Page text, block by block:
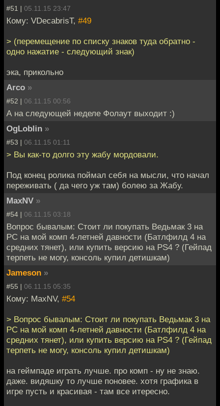
#51 | 05.11.15 23:47
Кому: VDecabrisT, #49
> (перемещение по списку знаков туда обратно -
одно нажатие - следующий знак)
эка, прикольно
Arco »
#52 | 06.11.15 00:56
А на следующей неделе Фолаут выходит :)
OgLoblin »
#53 | 06.11.15 01:11
> Вы как-то долго эту жабу мордовали.
Под конец ролика поймал себя на мысли, что начал
переживать ( да чего уж там) болею за Жабу.
MaxNV »
#54 | 06.11.15 03:18
Вопрос бывалым: Стоит ли покупать Ведьмак 3 на
РС на мой комп 4-летней давности (Батлфилд 4 на
средних тянет), или купить версию на PS4 ? (Гейпад
терпеть не могу, консоль купил детишкам)
Jameson »
#55 | 06.11.15 05:35
Кому: MaxNV, #54
> Вопрос бывалым: Стоит ли покупать Ведьмак 3 на
РС на мой комп 4-летней давности (Батлфилд 4 на
средних тянет), или купить версию на PS4 ? (Гейпад
терпеть не могу, консоль купил детишкам)
на геймпаде играть лучше. про комп - ну не знаю.
даже. видяшку то лучше поновее. хотя графика в
игре пусть и красивая - там все итересно.